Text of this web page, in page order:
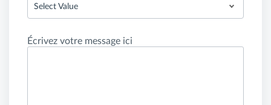
Select Value
Écrivez votre message ici